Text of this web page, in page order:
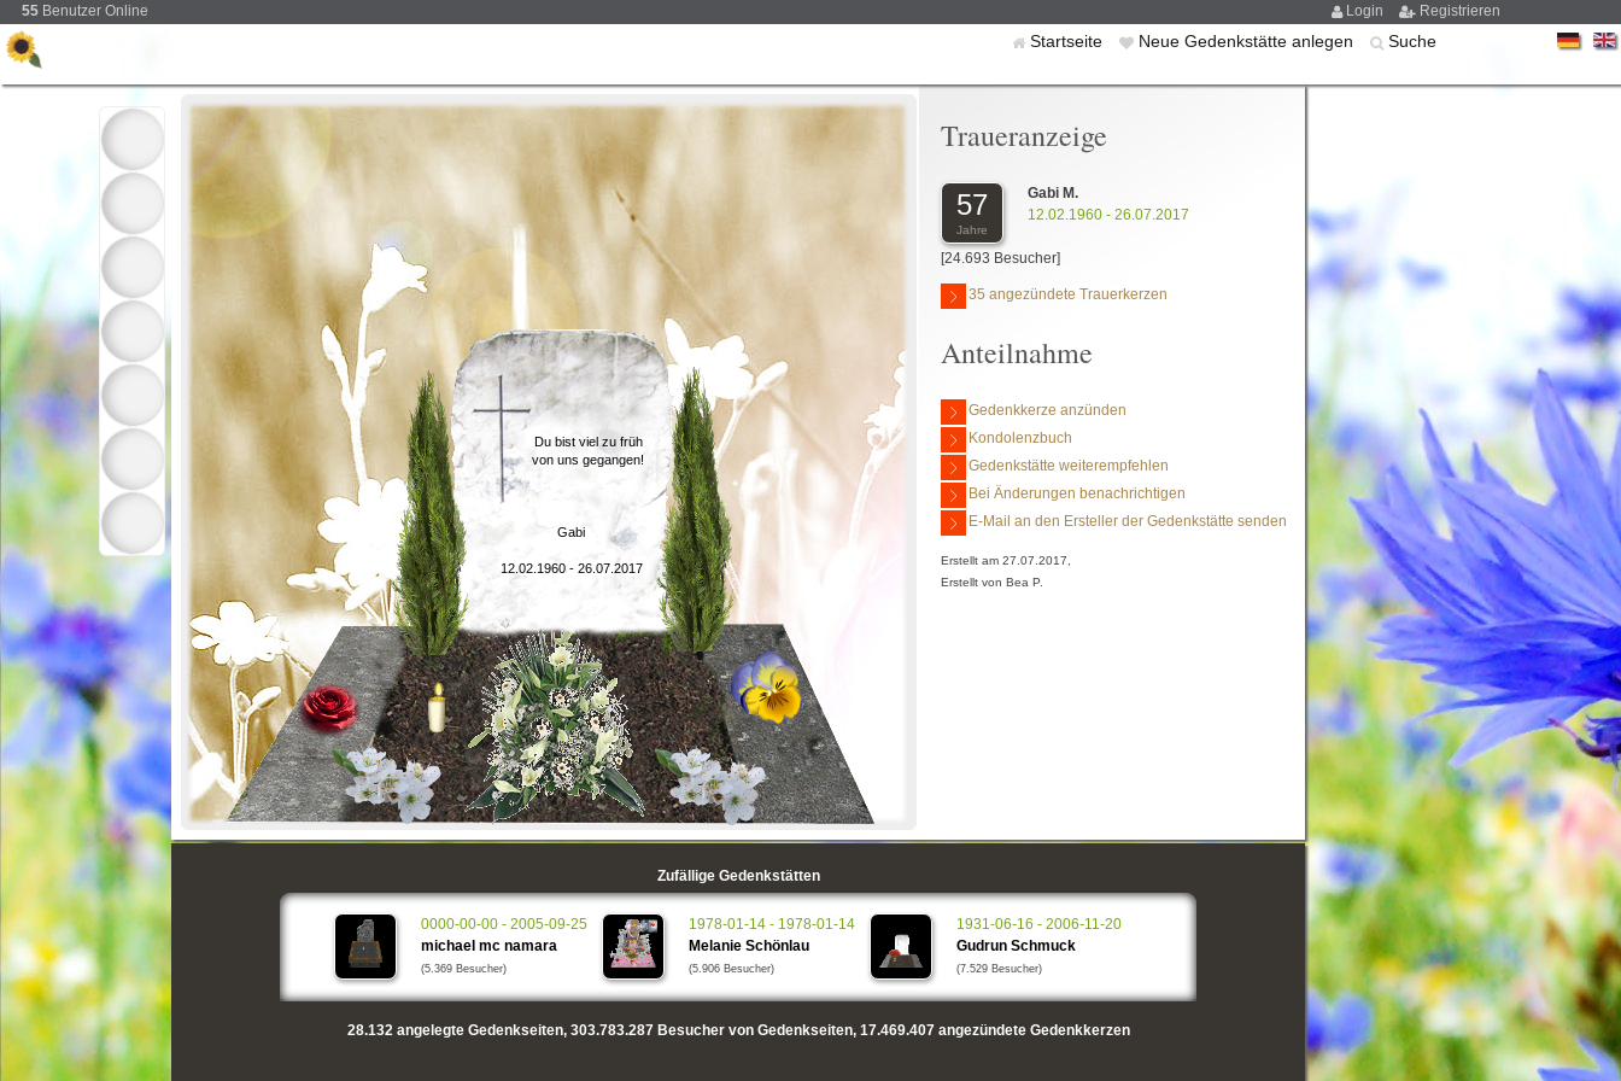
55 Benutzer Online Login Registrieren
Startseite Neue Gedenkstätte anlegen Suche
Gabi
12.02.1960 - 26.07.2017
Du bist viel zu früh
von uns gegangen!
Traueranzeige
57
Jahre
Gabi M.
12.02.1960 - 26.07.2017
[24.693 Besucher]
35 angezündete Trauerkerzen
Anteilnahme
Gedenkkerze anzünden
Kondolenzbuch
Gedenkstätte weiterempfehlen
Bei Änderungen benachrichtigen
E-Mail an den Ersteller der Gedenkstätte senden
Erstellt am 27.07.2017,
Erstellt von Bea P.
Zufällige Gedenkstätten
0000-00-00 - 2005-09-25
michael mc namara
(5.369 Besucher)
1978-01-14 - 1978-01-14
Melanie Schönlau
(5.906 Besucher)
1931-06-16 - 2006-11-20
Gudrun Schmuck
(7.529 Besucher)
28.132angelegte Gedenkseiten, 303.783.287Besucher von Gedenkseiten, 17.469.407angezündete Gedenkkerzen